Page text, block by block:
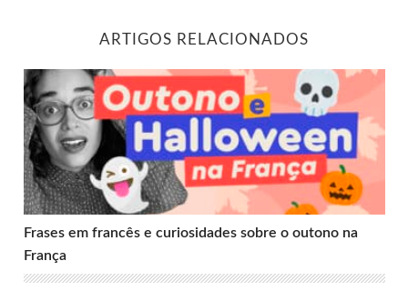
ARTIGOS RELACIONADOS
Frases em francês e curiosidades sobre o outono na
Frases em francês e curiosidades sobre o outono na
França